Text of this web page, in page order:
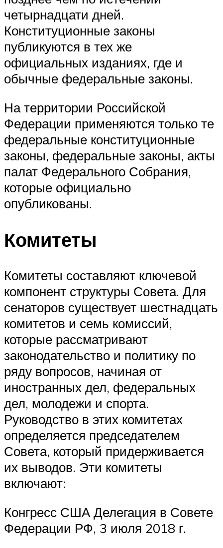
четырнадцати дней.
Конституционные законы
публикуются в тех же
официальных изданиях, где и
обычные федеральные законы.
На территории Российской
Федерации применяются только те
федеральные конституционные
законы, федеральные законы, акты
палат Федерального Собрания,
которые официально
опубликованы.
Комитеты
Комитеты составляют ключевой
компонент структуры Совета. Для
сенаторов существует шестнадцать
комитетов и семь комиссий,
которые рассматривают
законодательство и политику по
ряду вопросов, начиная от
иностранных дел, федеральных
дел, молодежи и спорта.
Руководство в этих комитетах
определяется председателем
Совета, который придерживается
их выводов. Эти комитеты
включают:
Конгресс США Делегация в Совете
Федерации РФ, 3 июля 2018 г.